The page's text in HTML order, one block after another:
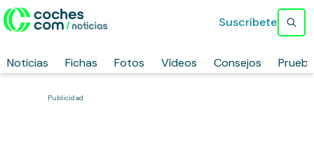
Noticias Fichas Fotos Vídeos Consejos
Suscríbete
Publicidad